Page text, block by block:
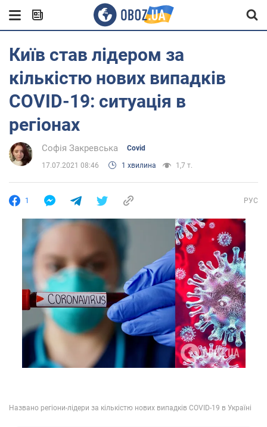
Київ став лідером за
кількістю нових випадків
COVID-19: ситуація в
регіонах
Софія Закревська Covid
17.07.2021 08:46 1 хвилина 1,7 т.
1 РУС